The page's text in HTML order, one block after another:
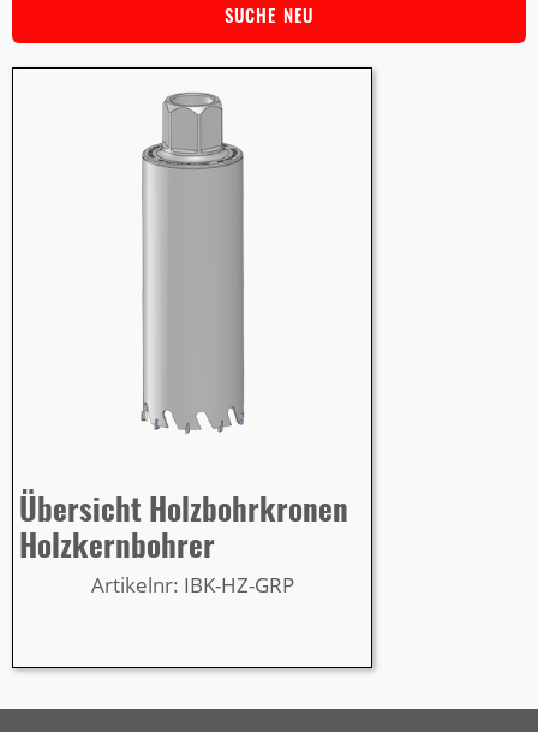
SUCHE NEU
Übersicht Holzbohrkronen
Holzkernbohrer
Artikelnr: IBK-HZ-GRP